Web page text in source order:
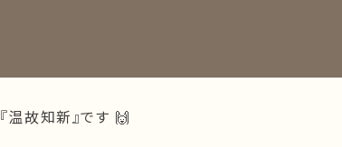
『温故知新』です 🙌